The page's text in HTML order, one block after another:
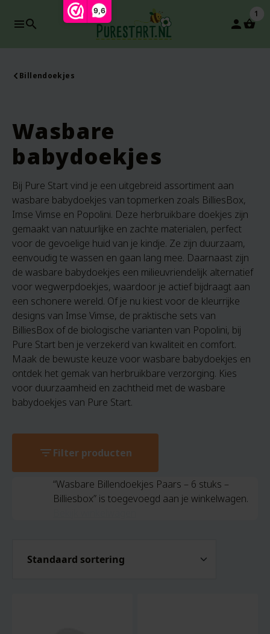
9,6
search person
1
Billendoekjes
Wasbare
babydoekjes
Bij Pure Start vind je een uitgebreid assortiment aan
wasbare babydoekjes van topmerken zoals BilliesBox,
Imse Vimse en Popolini. Deze herbruikbare doekjes zijn
gemaakt van natuurlijke en zachte materialen, perfect
voor de gevoelige huid van je kindje. Ze zijn duurzaam,
eenvoudig te wassen en gaan lang mee. Daarnaast zijn
de wasbare babydoekjes een milieuvriendelijk alternatief
voor wegwerpdoekjes, waardoor je actief bijdraagt aan
een schonere wereld. Of je nu kiest voor de kleurrijke
designs van Imse Vimse, de praktische sets van
BilliesBox of de biologische varianten van Popolini, bij
Pure Start ben je verzekerd van kwaliteit en comfort.
Maak de bewuste keuze voor wasbare babydoekjes en
ontdek het gemak van herbruikbare verzorging. Kies
voor duurzaamheid en zachtheid met de wasbare
babydoekjes van Pure Start.
filter_listFilter producten
“Wasbare Billendoekjes Paars – 6 stuks –
Billiesbox” is toegevoegd aan je winkelwagen.